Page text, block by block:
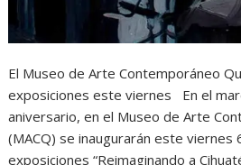
El Museo de Arte Contemporáneo
exposiciones este viernes En el
aniversario, en el Museo de Arte
(MACQ) se inaugurarán este viernes
exposiciones “Reimaginando a